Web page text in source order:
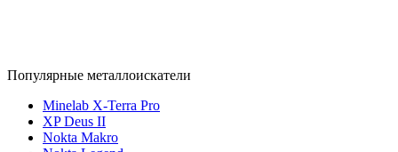
Популярные металлоискатели
Minelab X-Terra Pro
XP Deus II
Nokta Makro